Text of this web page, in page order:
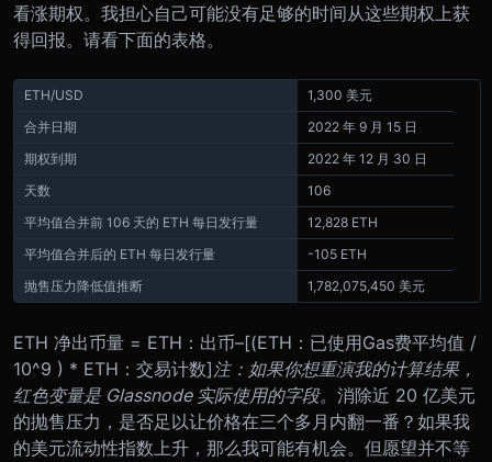
看涨期权。我担心自己可能没有足够的时间从这些期权上获
得回报。请看下面的表格。
ETH/USD
1,300 美元
合并日期
2022 年 9 月 15 日
期权到期
2022 年 12 月 30 日
天数
106
平均值合并前 106 天的 ETH 每日发行量
12,828 ETH
平均值合并后的 ETH 每日发行量
-105 ETH
抛售压力降低值推断
1,782,075,450 美元
ETH 净出币量 = ETH：出币–[(ETH：已使用Gas费平均值 /
10^9 ) * ETH：交易计数]注：如果你想重演我的计算结果，
红色变量是 Glassnode 实际使用的字段。 消除近 20 亿美元
的抛售压力，是否足以让价格在三个多月内翻一番？如果我
的美元流动性指数上升，那么我可能有机会。但愿望并不等